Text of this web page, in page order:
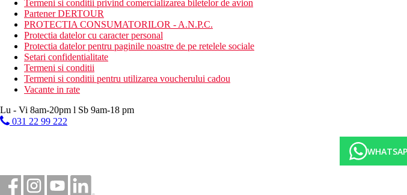
Termeni si conditii privind comercializarea biletelor de avion
Partener DERTOUR
PROTECTIA CONSUMATORILOR - A.N.P.C.
Protectia datelor cu caracter personal
Protectia datelor pentru paginile noastre de pe retelele sociale
Setari confidentialitate
Termeni si conditii
Termeni si conditii pentru utilizarea voucherului cadou
Vacante in rate
Lu - Vi 8am-20pm l Sb 9am-18 pm
031 22 99 222